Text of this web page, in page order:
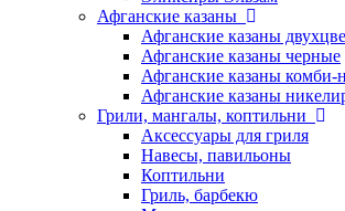
Афганские казаны
Афганские казаны
Афганские казаны черные
Афганские казаны комби-
Афганские казаны
Грили, мангалы, коптильни
Аксессуары для гриля
Навесы, павильоны
Коптильни
Гриль, барбекю